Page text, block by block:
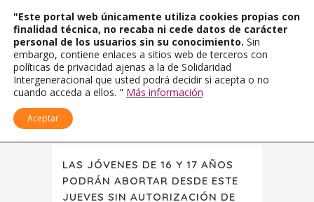
LAS JÓVENES DE 16 Y 17 AÑOS
PODRÁN ABORTAR DESDE ESTE
JUEVES SIN AUTORIZACIÓN DE
"Este portal web únicamente utiliza cookies propias con
finalidad técnica, no recaba ni cede datos de carácter
personal de los usuarios sin su conocimiento. Sin
embargo, contiene enlaces a sitios web de terceros con
políticas de privacidad ajenas a la de Solidaridad
Intergeneracional que usted podrá decidir si acepta o no
cuando acceda a ellos. " Más información
Aceptar